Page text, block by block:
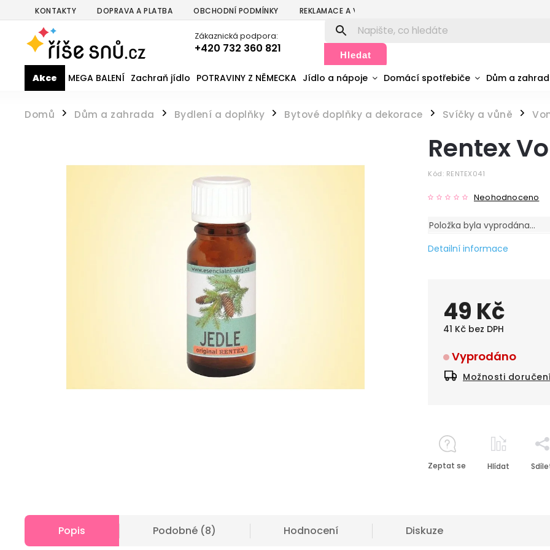
KONTAKTY DOPRAVA A PLATBA OBCHODNÍ PODMÍNKY REKLAMACE A VRÁCENÍ
Zákaznická podpora:
+420 732 360 821 Hledat
Akce MEGA BALENÍ Zachraň jídlo POTRAVINY Z NĚMECKA Jídlo a nápoje Domácí spotřebiče Dům a
Domů / Dům a zahrada / Bydlení a doplňky / Bytové doplňky a dekorace / Svíčky a vůně /
49 Kč
41 Kč bez DPH
Vyprodáno
Možnosti
Rentex
Kód: RENTEX041
Neohodnoceno
Položka byla vyprodána…
Detailní informace
Zeptat se Hlídat
Popis Podobné (8) Hodnocení Diskuze